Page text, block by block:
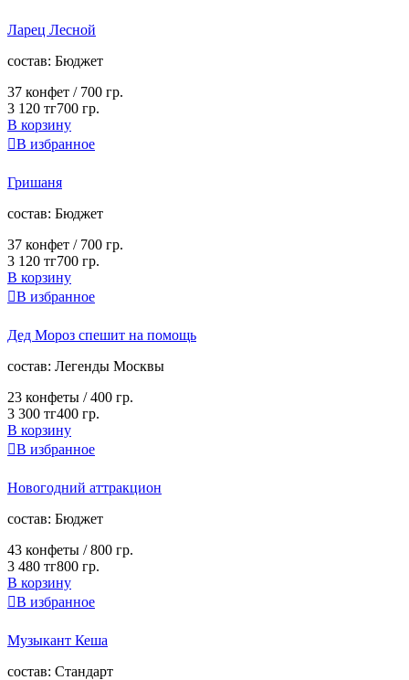
Ларец Лесной
cостав: Бюджет
37 конфет / 700 гр.
3 120 тг700 гр.
В корзину
В избранное
Гришаня
cостав: Бюджет
37 конфет / 700 гр.
3 120 тг700 гр.
В корзину
В избранное
Дед Мороз спешит на помощь
cостав: Легенды Москвы
23 конфеты /400 гр.
3 300 тг400 гр.
В корзину
В избранное
Новогодний аттракцион
cостав: Бюджет
43 конфеты /800 гр.
3 480 тг800 гр.
В корзину
В избранное
Музыкант Кеша
cостав: Стандарт